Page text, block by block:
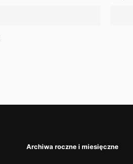
Archiwa roczne i miesięczne